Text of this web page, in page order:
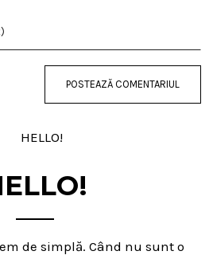
de simplă. Când nu sunt o